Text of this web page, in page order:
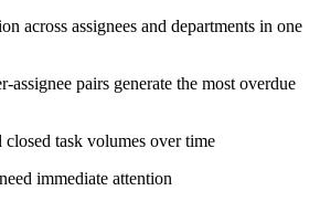
across assignees and departments in one
assignee pairs generate the most overdue
closed task volumes over time
immediate attention